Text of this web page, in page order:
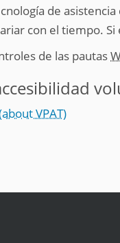
de
con el tiempo.
de las pautas
VPAT)